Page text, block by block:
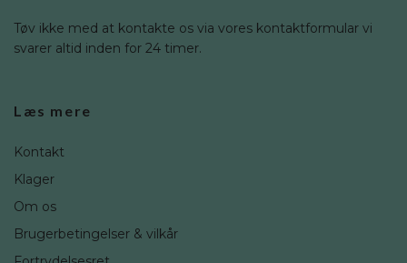
Tøv ikke med at kontakte os via vores kontaktformular vi
svarer altid inden for 24 timer.
Læs mere
Kontakt
Klager
Om os
Brugerbetingelser & vilkår